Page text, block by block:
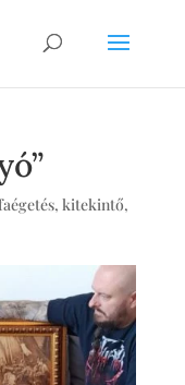
, kitekintő,